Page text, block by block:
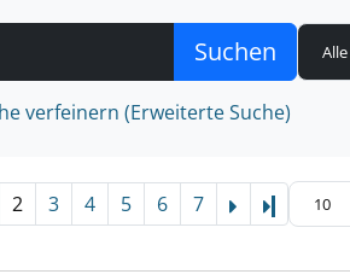
verfeinern (Erweiterte Suche)
2 3 4 5 6 7 Letzte